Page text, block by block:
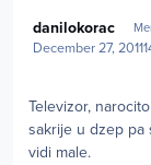
danilokorac
December 27, 2011
Televizor,
sakrije u dzep pa
vidi male.